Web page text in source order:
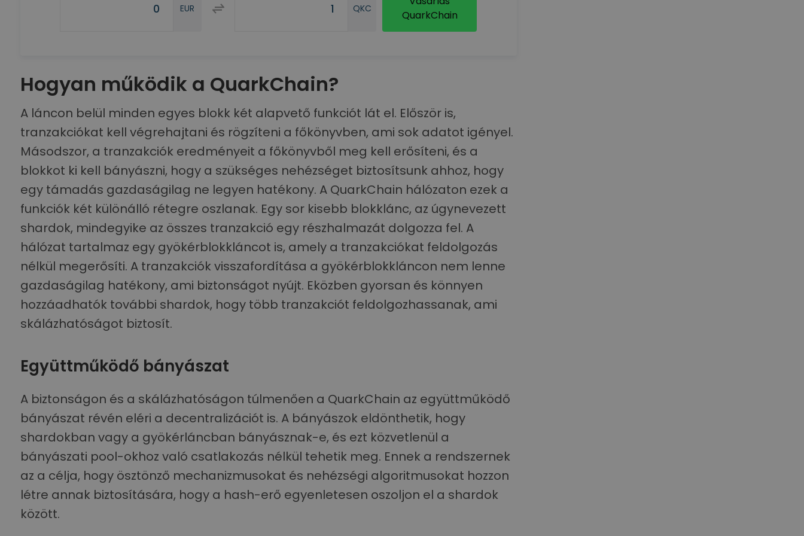
EUR QKC
QuarkChain
Hogyan működik a QuarkChain?
A láncon belül minden egyes blokk két alapvető funkciót lát el. Először is,
tranzakciókat kell végrehajtani és rögzíteni a főkönyvben, ami sok adatot igényel.
Másodszor, a tranzakciók eredményeit a főkönyvből meg kell erősíteni, és a
blokkot ki kell bányászni, hogy a szükséges nehézséget biztosítsunk ahhoz, hogy
egy támadás gazdaságilag ne legyen hatékony. A QuarkChain hálózaton ezek a
funkciók két különálló rétegre oszlanak. Egy sor kisebb blokklánc, az úgynevezett
shardok, mindegyike az összes tranzakció egy részhalmazát dolgozza fel. A
hálózat tartalmaz egy gyökérblokkláncot is, amely a tranzakciókat feldolgozás
nélkül megerősíti. A tranzakciók visszafordítása a gyökérblokkláncon nem lenne
gazdaságilag hatékony, ami biztonságot nyújt. Eközben gyorsan és könnyen
hozzáadhatók további shardok, hogy több tranzakciót feldolgozhassanak, ami
skálázhatóságot biztosít.
Együttműködő bányászat
A biztonságon és a skálázhatóságon túlmenően a QuarkChain az együttműködő
bányászat révén eléri a decentralizációt is. A bányászok eldönthetik, hogy
shardokban vagy a gyökérláncban bányásznak-e, és ezt közvetlenül a
bányászati pool-okhoz való csatlakozás nélkül tehetik meg. Ennek a rendszernek
az a célja, hogy ösztönző mechanizmusokat és nehézségi algoritmusokat hozzon
létre annak biztosítására, hogy a hash-erő egyenletesen oszoljon el a shardok
között.